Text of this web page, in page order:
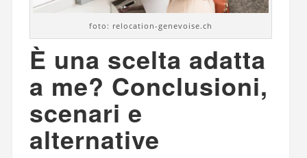
foto: relocation-genevoise.ch
È una scelta adatta
a me? Conclusioni,
scenari e
alternative